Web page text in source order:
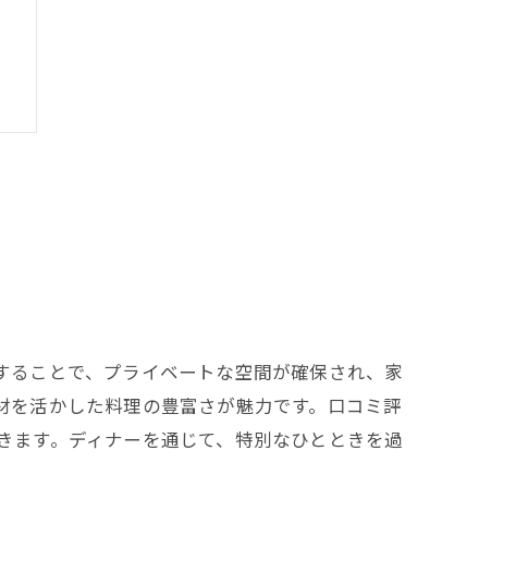
ことで、プライベートな空間が確保され、家
活かした料理の豊富さが魅力です。口コミ評
す。ディナーを通じて、特別なひとときを過